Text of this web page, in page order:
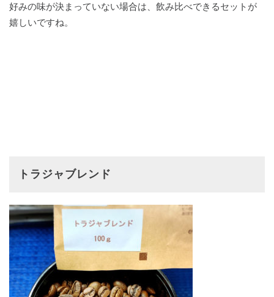
好みの味が決まっていない場合は、飲み比べできるセットが
嬉しいですね。
トラジャブレンド